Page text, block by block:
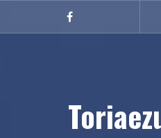
Facebook